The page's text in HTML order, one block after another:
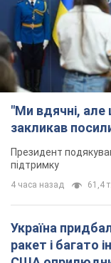
"Ми вдячні, але
закликав
Президент
підтримку
4 часа назад 61,4 т.
Україна
ракет і багато